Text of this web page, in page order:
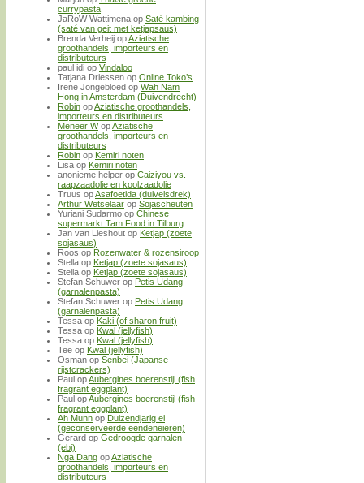
currypasta
JaRoW Wattimena op Saté kambing
(saté van geit met ketjapsaus)
Brenda Verheij opAziatische
groothandels, importeurs en
distributeurs
paul idi op Vindaloo
Tatjana Driessen op Online Toko’s
Irene Jongebloed op Wah Nam
Hong in Amsterdam (Duivendrecht)
Robin opAziatische groothandels,
importeurs en distributeurs
Meneer WopAziatische
groothandels, importeurs en
distributeurs
Robin op Kemiri noten
Lisa op Kemiri noten
anonieme helper op Caiziyou vs.
raapzaadolie en koolzaadolie
Truus opAsafoetida (duivelsdrek)
Arthur Wetselaar op Sojascheuten
Yuriani Sudarmo op Chinese
supermarkt Tam Food in Tilburg
Jan van Lieshout op Ketjap (zoete
sojasaus)
Roos op Rozenwater & rozensiroop
Stella op Ketjap (zoete sojasaus)
Stella op Ketjap (zoete sojasaus)
Stefan Schuwer op Petis Udang
(garnalenpasta)
Stefan Schuwer op Petis Udang
(garnalenpasta)
Tessa op Kaki (of sharon fruit)
Tessa op Kwal (jellyfish)
Tessa op Kwal (jellyfish)
Tee op Kwal (jellyfish)
Osman op Senbei (Japanse
rijstcrackers)
Paul opAubergines boerenstijl (fish
fragrant eggplant)
Paul opAubergines boerenstijl (fish
fragrant eggplant)
Ah Munn op Duizendjarig ei
(geconserveerde eendeneieren)
Gerard op Gedroogde garnalen
(ebi)
Nga Dang opAziatische
groothandels, importeurs en
distributeurs